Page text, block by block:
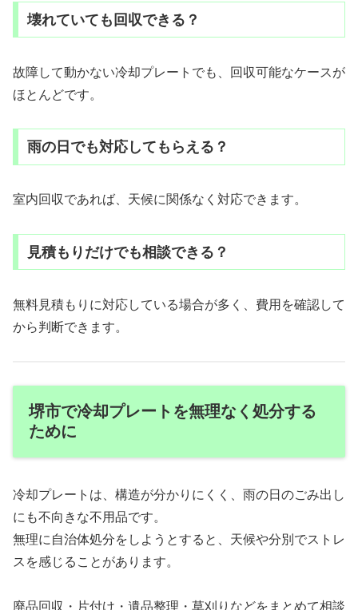
壊れていても回収できる？
故障して動かない冷却プレートでも、回収可能なケースが
ほとんどです。
雨の日でも対応してもらえる？
室内回収であれば、天候に関係なく対応できます。
見積もりだけでも相談できる？
無料見積もりに対応している場合が多く、費用を確認して
から判断できます。
堺市で冷却プレートを無理なく処分する
ために
冷却プレートは、構造が分かりにくく、雨の日のごみ出し
にも不向きな不用品です。
無理に自治体処分をしようとすると、天候や分別でストレ
スを感じることがあります。
廃品回収・片付け・遺品整理・草刈りなどをまとめて相談